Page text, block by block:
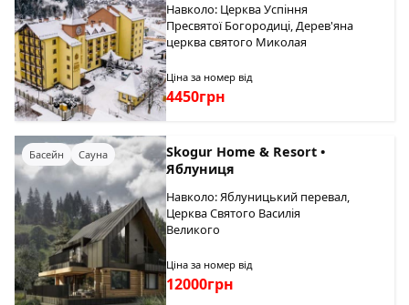
Навколо: Церква Успіння
Пресвятої Богородиці, Дерев'яна
церква святого Миколая
Ціна за номер від
4450грн
Басейн Сауна
Skogur Home & Resort •
Яблуниця
Навколо: Яблуницький перевал,
Церква Святого Василія
Великого
Ціна за номер від
12000грн